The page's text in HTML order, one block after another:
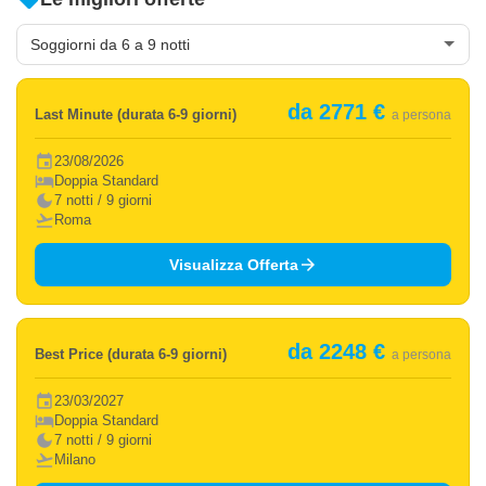
Last Minute (durata 6-9 giorni) da 2771 € a persona
event23/08/2026
hotelDoppia Standard
dark_mode7 notti / 9 giorni
flight_takeoff Roma
Visualizza Offertaarrow_forward
Best Price (durata 6-9 giorni) da 2248 € a persona
event23/03/2027
hotelDoppia Standard
dark_mode7 notti / 9 giorni
flight_takeoff Milano